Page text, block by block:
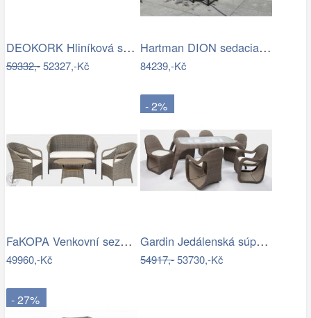
DEOKORK Hliníková sestava pro 6 osob…
59332,-52327,-Kč
Hartman DION sedacia súprava - Čierna…
84239,-Kč
FaKOPA Venkovní sezení z umělého…
49960,-Kč
- 2%
Gardin Jedálenská súprava FOX hnedá Mdum
54917,-53730,-Kč
- 27%